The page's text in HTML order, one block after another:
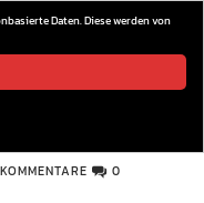
KOMMENTARE 0
Daten. Diese werden von